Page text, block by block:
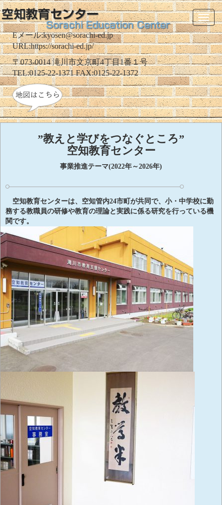
Toggle
Eメール:kyosen@sorachi-ed.jp
URL:https://sorachi-ed.jp/
〒073-0014 滝川市文京町4丁目1番１号
TEL:0125-22-1371 FAX:0125-22-1372
”教えと学びをつなぐところ”
空知教育センター
事業推進テーマ(2022年～2026年)
空知教育センターは、空知管内24市町が共同で、小・中学校に勤
務する教職員の研修や教育の理論と実践に係る研究を行っている機
関です。